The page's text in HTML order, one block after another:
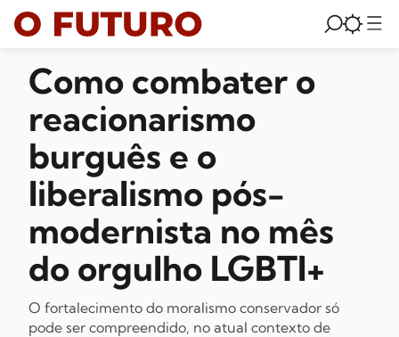
Como combater o
reacionarismo
burguês e o
liberalismo pós-
modernista no mês
do orgulho LGBTI+
O fortalecimento do moralismo conservador só
pode ser compreendido, no atual contexto de